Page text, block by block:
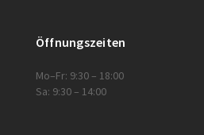
Öffnungszeiten
Mo–Fr: 9:30 – 18:00
Sa: 9:30 – 14:00